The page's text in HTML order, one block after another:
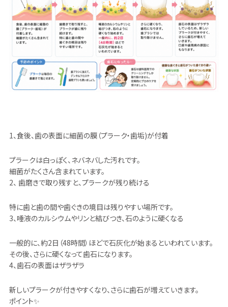
1、食後、歯の表面に細菌の膜（プラーク・歯垢)が付着
プラークは白っぽく、ネバネバした汚れです。
細菌がたくさん含まれています。
2、 歯磨きで取り残すと、プラークが残り続ける
特に歯と歯の間や歯ぐきの境目は残りやすい場所です。
3、唾液のカルシウムやリンと結びつき、石のように硬くなる
一般的に、約2日（48時間）ほどで石灰化が始まるといわれています。
その後、さらに硬くなって歯石になります。
4、歯石の表面はザラザラ
新しいプラークが付きやすくなり、さらに歯石が増えていきます。
ポイント✨